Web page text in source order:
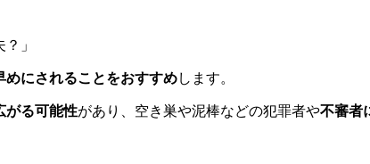
」
めにされることをおすすめします。
がる可能性があり、空き巣や泥棒などの犯罪者や不審者